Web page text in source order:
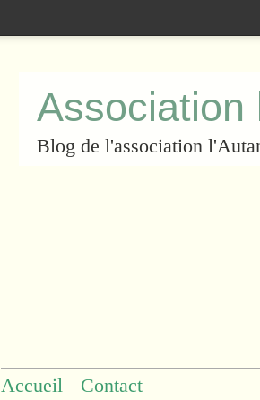
Association
Blog de l'association
Accueil Contact